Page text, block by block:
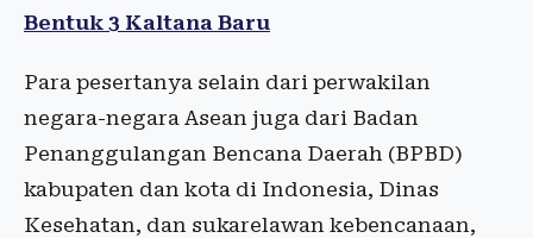
Bentuk 3 Kaltana Baru
Para pesertanya selain dari perwakilan
negara-negara Asean juga dari Badan
Penanggulangan Bencana Daerah (BPBD)
kabupaten dan kota di Indonesia, Dinas
Kesehatan, dan sukarelawan kebencanaan,